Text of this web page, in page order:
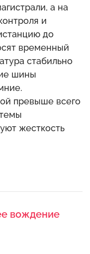
а на
и
до
временный
стабильно
шины
превыше всего
жесткость
вождение